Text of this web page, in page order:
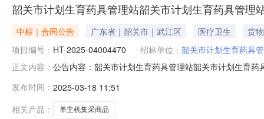
韶关市计划生育药具管理站韶关市计划生育药具管理
中标｜合同公告 广东省｜韶关市｜武江区 医疗卫生
货物
项目编号： HT-2025-04004470 招标单位： 韶关市计划生育药具
正文内容： 公告内容：韶关市计划生育药具管理站韶关市计划生育
具管理站地址：广东省韶关市武江区惠民南路150号市
发布时间： 2025-03-18 11:51
相关产品：
单主机集采商品